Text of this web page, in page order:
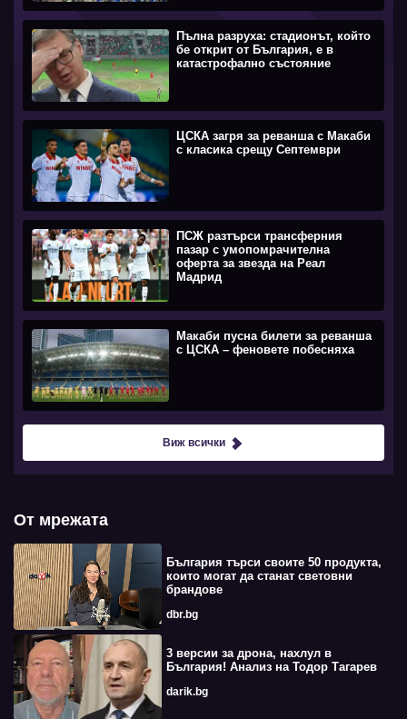
Пълна разруха: стадионът, който
бе открит от България, е в
катастрофално състояние
ЦСКА загря за реванша с Макаби
с класика срещу Септември
ПСЖ разтърси трансферния
пазар с умопомрачителна
оферта за звезда на Реал
Мадрид
Макаби пусна билети за реванша
с ЦСКА – феновете побесняха
Виж всички
От мрежата
България търси своите 50 продукта,
които могат да станат световни
брандове
dbr.bg
3 версии за дрона, нахлул в
България! Анализ на Тодор Тагарев
darik.bg